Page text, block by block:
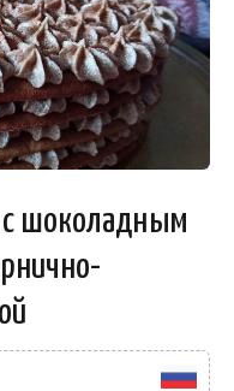
шоколадным